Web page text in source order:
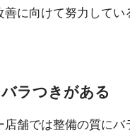
善に向けて努力してい
ラつきがある
店舗では整備の質にバ